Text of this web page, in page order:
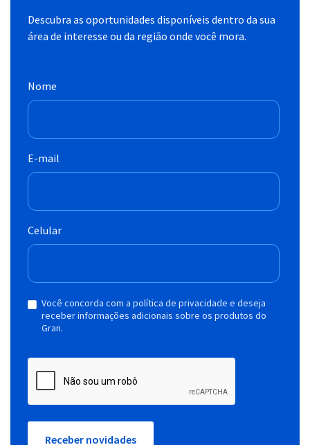
Descubra as oportunidades disponíveis dentro da sua
área de interesse ou da região onde você mora.
Nome
E-mail
Celular
Você concorda com a política de privacidade e deseja
receber informações adicionais sobre os produtos do
Gran.
Receber novidades